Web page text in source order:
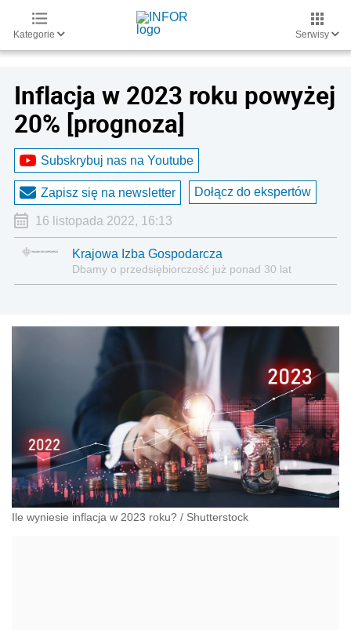
Kategorie Serwisy
Inflacja w 2023 roku powyżej
20% [prognoza]
Subskrybuj nas na Youtube
Zapisz się na newsletter Dołącz do ekspertów
16 listopada 2022, 16:13
Krajowa Izba Gospodarcza
Dbamy o przedsiębiorczość już ponad 30 lat
Ile wyniesie inflacja w 2023 roku? / Shutterstock